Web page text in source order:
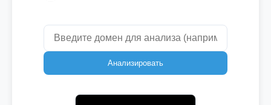
Анализировать